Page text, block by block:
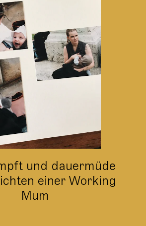
und dauermüde
einer Working
Mum